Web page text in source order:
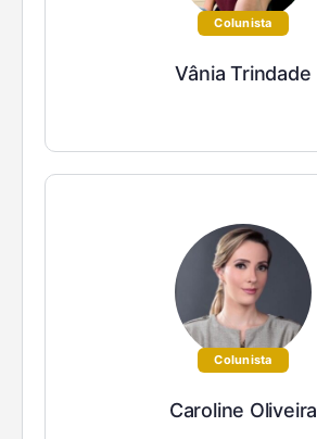
Colunista
Vânia Trindade
Colunista
Caroline Oliveira